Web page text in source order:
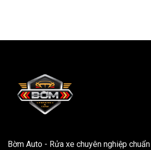
Bờm Auto - Rửa xe chuyên nghiệp